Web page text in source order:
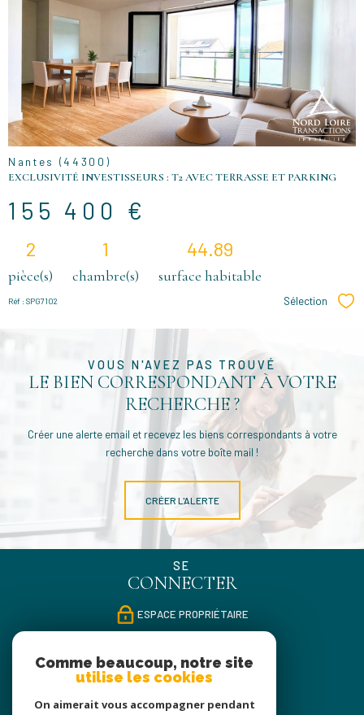
VOIR LE
BIEN
Nantes (44300)
EXCLUSIVITÉ INVESTISSEURS : T2 AVEC TERRASSE ET PARKING
155 400 €
2
pièce(s)
1
chambre(s)
44.89
surface habitable
Réf : SPG7102 Sélection
VOUS N'AVEZ PAS TROUVÉ
LE BIEN CORRESPONDANT À VOTRE
RECHERCHE ?
Créer une alerte email et recevez les biens correspondants à votre
recherche dans votre boîte mail !
CRÉER L'ALERTE
SE
CONNECTER
ESPACE PROPRIÉTAIRE
SUIVRE
Comme beaucoup, notre site
utilise les cookies
On aimerait vous accompagner pendant